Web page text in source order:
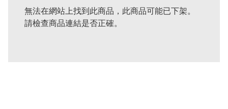
無法在網站上找到此商品，此商品可能已下架。
請檢查商品連結是否正確。